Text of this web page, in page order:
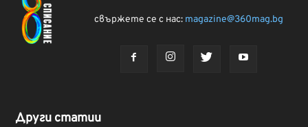
свържете се с нас: magazine@360mag.bg
Други статии